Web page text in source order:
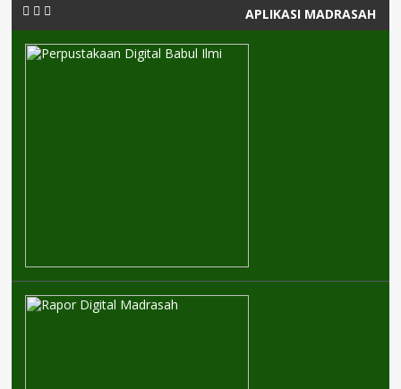
APLIKASI MADRASAH